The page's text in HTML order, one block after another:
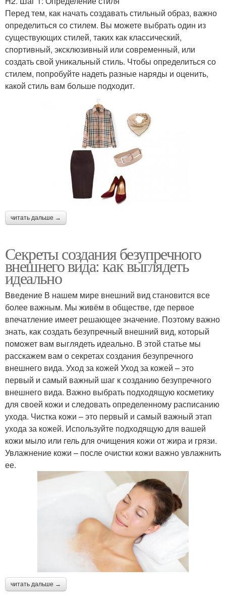
Перед тем, как начать создавать стильный образ, важно
определиться со стилем. Вы можете выбрать один из
существующих стилей, таких как классический,
спортивный, эксклюзивный или современный, или
создать свой уникальный стиль. Чтобы определиться со
стилем, попробуйте надеть разные наряды и оценить,
какой стиль вам больше подходит.
читать дальше →
Секреты создания безупречного
внешнего вида: как выглядеть
идеально
Введение В нашем мире внешний вид становится все
более важным. Мы живём в обществе, где первое
впечатление имеет решающее значение. Поэтому важно
знать, как создать безупречный внешний вид, который
поможет вам выглядеть идеально. В этой статье мы
расскажем вам о секретах создания безупречного
внешнего вида. Уход за кожей Уход за кожей – это
первый и самый важный шаг к созданию безупречного
внешнего вида. Важно выбрать подходящую косметику
для своей кожи и следовать определенному расписанию
ухода. Чистка кожи – это первый и самый важный этап
ухода за кожей. Используйте подходящую для вашей
кожи мыло или гель для очищения кожи от жира и грязи.
Увлажнение кожи – после очистки кожи важно увлажнить
ее.
читать дальше →